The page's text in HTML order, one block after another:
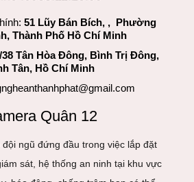
51 Lũy Bán Bích, , Phường
Thành Phố Hồ Chí Minh
38 Tân Hòa Đông, Bình Trị Đông,
Tân, Hồ Chí Minh
Quân 12
ngũ đứng đầu trong việc lắp đặt
sát, hệ thống an ninh tại khu vực